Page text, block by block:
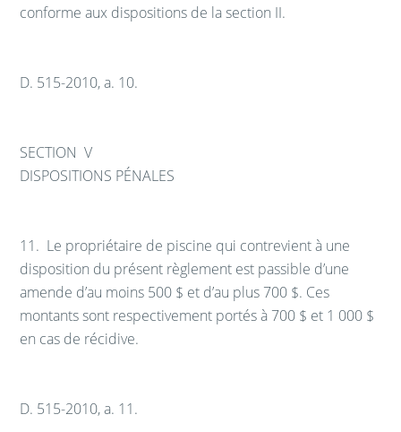
conforme aux dispositions de la section II.
D. 515-2010, a. 10.
SECTION V
DISPOSITIONS PÉNALES
11. Le propriétaire de piscine qui contrevient à une
disposition du présent règlement est passible d’une
amende d’au moins 500 $ et d’au plus 700 $. Ces
montants sont respectivement portés à 700 $ et 1 000 $
en cas de récidive.
D. 515-2010, a. 11.